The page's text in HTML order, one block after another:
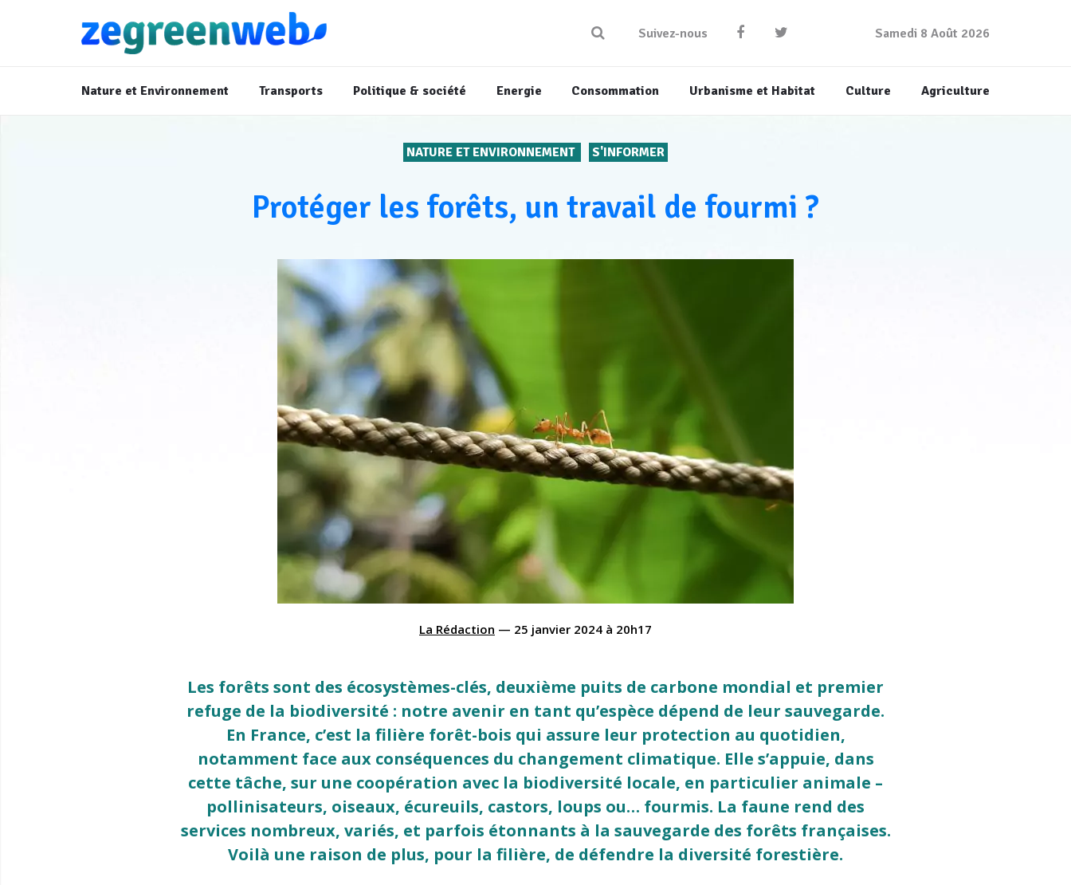
Suivez-nous Samedi 8 Août 2026
Nature et Environnement Transports Politique & société Energie Consommation Urbanisme et Habitat Culture Agriculture
NATURE ET ENVIRONNEMENT S'INFORMER
Protéger les forêts, un travail de fourmi ?
La Rédaction — 25 janvier 2024 à 20h17
Les forêts sont des écosystèmes-clés, deuxième puits de carbone mondial et premier
refuge de la biodiversité : notre avenir en tant qu’espèce dépend de leur sauvegarde.
En France, c’est la filière forêt-bois qui assure leur protection au quotidien,
notamment face aux conséquences du changement climatique. Elle s’appuie, dans
cette tâche, sur une coopération avec la biodiversité locale, en particulier animale –
pollinisateurs, oiseaux, écureuils, castors, loups ou… fourmis. La faune rend des
services nombreux, variés, et parfois étonnants à la sauvegarde des forêts françaises.
Voilà une raison de plus, pour la filière, de défendre la diversité forestière.